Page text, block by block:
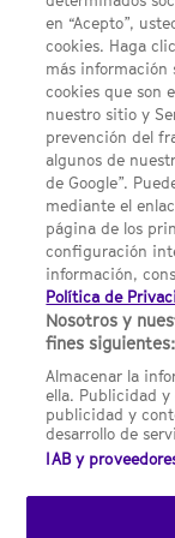
Acerca de SYFY
Condiciones
Opciones de
Política de
UNA
NBCUNIVERSAL
Contáctanos por
NBC Universal
Europa. Paseo de
82227893
SYFY España
por la Comisión
(CNMC).
en “Acepto”,
cookies. Haga
más información
cookies que son
nuestro sitio y
prevención del
algunos de
de Google”.
mediante el
página de los
configuración
información,
Política de
Nosotros y
fines siguientes:
Almacenar la
ella. Publicidad
publicidad y
desarrollo de
IAB y